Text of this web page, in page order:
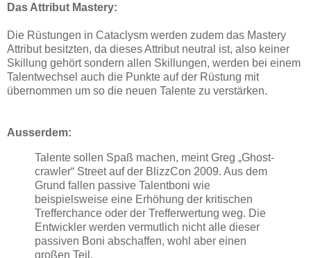
Das Attribut Mastery:
Die Rüstungen in Cataclysm werden zudem das Mastery
Attribut besitzten, da dieses Attribut neutral ist, also keiner
Skillung gehört sondern allen Skillungen, werden bei einem
Talentwechsel auch die Punkte auf der Rüstung mit
übernommen um so die neuen Talente zu verstärken.
Ausserdem:
Talente sollen Spaß machen, meint Greg „Ghost-
crawler“ Street auf der BlizzCon 2009. Aus dem
Grund fallen passive Talentboni wie
beispielsweise eine Erhöhung der kritischen
Trefferchance oder der Trefferwertung weg. Die
Entwickler werden vermutlich nicht alle dieser
passiven Boni abschaffen, wohl aber einen
großen Teil.